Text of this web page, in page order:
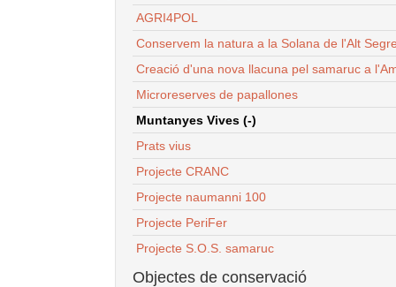
AGRI4POL
Conservem la natura a la Solana de l'Alt
Creació d'una nova llacuna pel samaruc a
Microreserves de papallones
Muntanyes Vives (-)
Prats vius
Projecte CRANC
Projecte naumanni 100
Projecte PeriFer
Projecte S.O.S. samaruc
Objectes de conservació